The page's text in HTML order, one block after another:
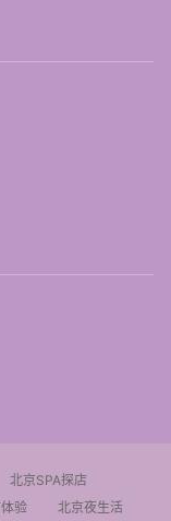
北京SPA探店
验 北京夜生活